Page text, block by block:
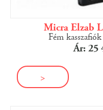
Micra Elzab
Fém
Ár: 25
>